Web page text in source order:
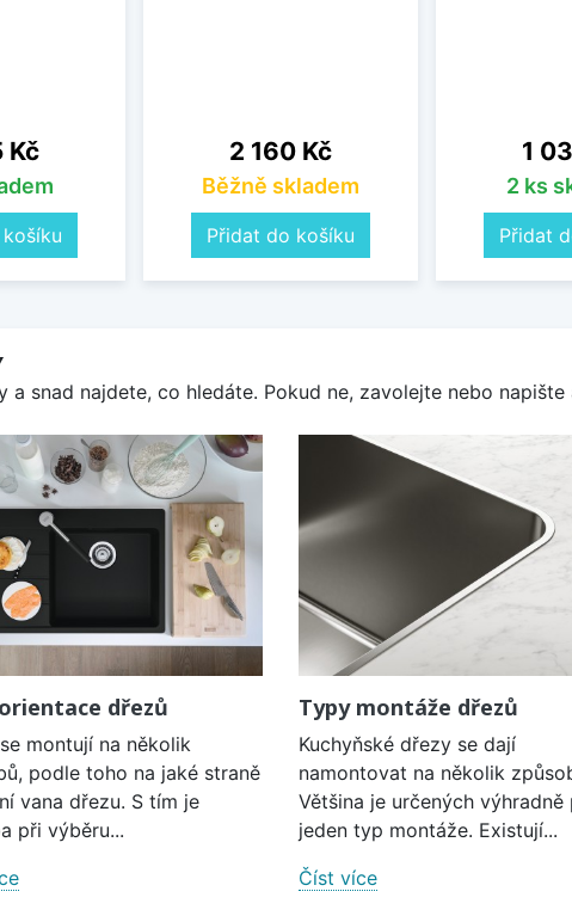
Kč Cena
2 160 Kč
Běžně skladem
Přidat do košíku
Cena
1
2 ks
Přidat
snad najdete, co hledáte. Pokud ne, zavolejte nebo napište
dřezů
montují na několik
podle toho na jaké straně
vana dřezu. S tím je
při výběru...
Typy montáže dřezů
Kuchyňské dřezy se dají
namontovat na několik
Většina je určených výhradně
jeden typ montáže. Existují...
Číst více